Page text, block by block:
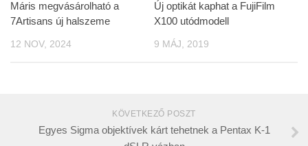
Máris megvásárolható a
7Artisans új halszeme
12 NOV, 2024
Új optikát kaphat a FujiFilm
X100 utódmodell
9 MÁJ, 2019
KÖVETKEZŐ POSZT
Egyes Sigma objektívek kárt tehetnek a Pentax K-1